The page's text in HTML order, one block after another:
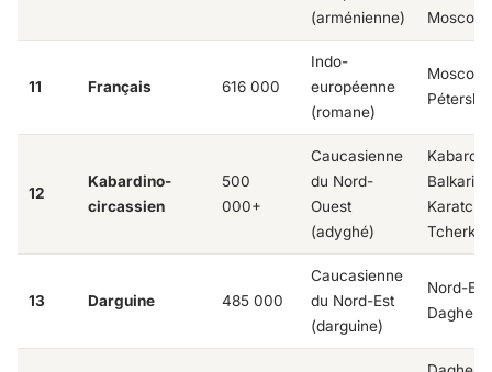
(arménienne)
Moscou
11 Français 616 000
Indo-
européenne
(romane)
Moscou,
12
Kabardino-
circassien
500
000+
Caucasienne
du Nord-
Ouest
(adyghé)
Balkarie,
13 Darguine 485 000
Caucasienne
du Nord-Est
(darguine)
Nord-Est